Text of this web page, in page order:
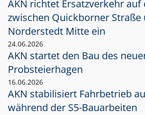
AKN richtet Ersatzverkehr auf
zwischen Quickborner Straße
Norderstedt Mitte ein
24.06.2026
AKN startet den Bau des
Probsteierhagen
16.06.2026
AKN stabilisiert Fahrbetrieb
während der S5-Bauarbeiten